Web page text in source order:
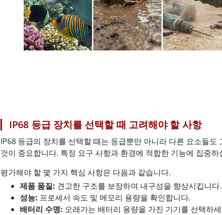
IP68 등급 장치를 선택할 때 고려해야 할 사항
IP68 등급의 장치를 선택할 때는 등급뿐만 아니라 다른 요소들도
것이 중요합니다. 특정 요구 사항과 환경에 적합한 기능에 집중하
평가해야 할 몇 가지 핵심 사항은 다음과 같습니다.
제품 품질: 견고한 구조를 보장하여 내구성을 향상시킵니다.
성능: 프로세서 속도 및 메모리 용량을 확인합니다.
배터리 수명: 오래가는 배터리 용량을 가진 기기를 선택하